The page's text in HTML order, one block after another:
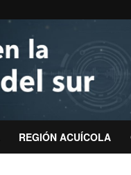
REGIÓN ACUÍCOLA